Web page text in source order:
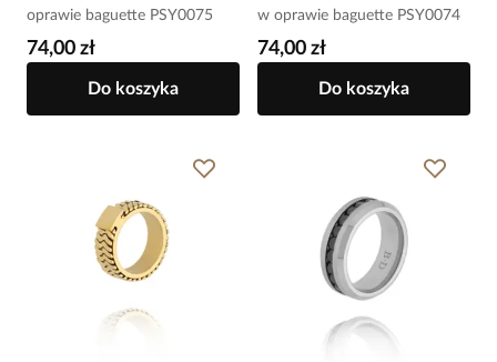
oprawie baguette PSY0075
74,00 zł
Do koszyka
w oprawie baguette PSY0074
74,00 zł
Do koszyka